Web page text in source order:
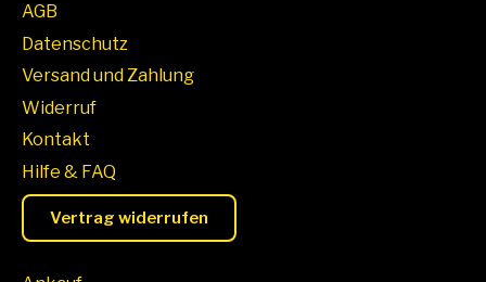
AGB
Datenschutz
Versand und Zahlung
Widerruf
Kontakt
Hilfe & FAQ
Vertrag widerrufen